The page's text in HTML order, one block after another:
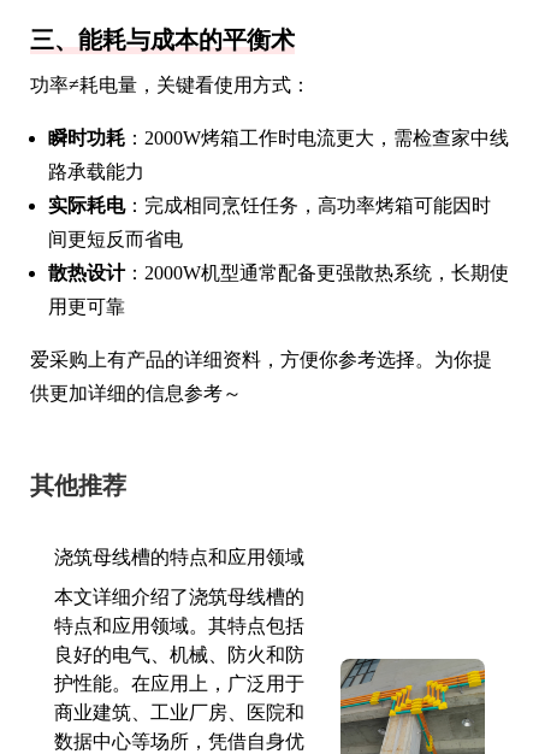
三、能耗与成本的平衡术
功率≠耗电量，关键看使用方式：
瞬时功耗 ：2000W烤箱工作时电流更大，需检查家中线
路承载能力
实际耗电：完成相同烹饪任务，高功率烤箱可能因时
间更短反而省电
散热设计：2000W机型通常配备更强散热系统，长期使
用更可靠
爱采购上有产品的详细资料，方便你参考选择。为你提
供更加详细的信息参考～
其他推荐
浇筑母线槽的特点和应用领域
本文详细介绍了浇筑母线槽的
特点和应用领域。其特点包括
良好的电气、机械、防火和防
护性能。在应用上，广泛用于
商业建筑、工业厂房、医院和
数据中心等场所，凭借自身优